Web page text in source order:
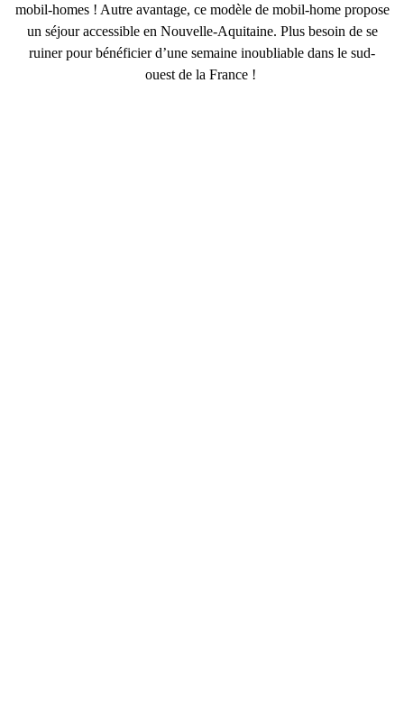
mobil-homes ! Autre avantage, ce modèle de mobil-home propose
un séjour accessible en Nouvelle-Aquitaine. Plus besoin de se
ruiner pour bénéficier d’une semaine inoubliable dans le sud-
ouest de la France !